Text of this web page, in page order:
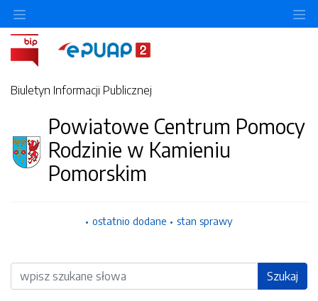
Biuletyn Informacji Publicznej
Powiatowe Centrum Pomocy
Rodzinie w Kamieniu
Pomorskim
ostatnio dodane stan sprawy
Wyszukiwarka Szukaj